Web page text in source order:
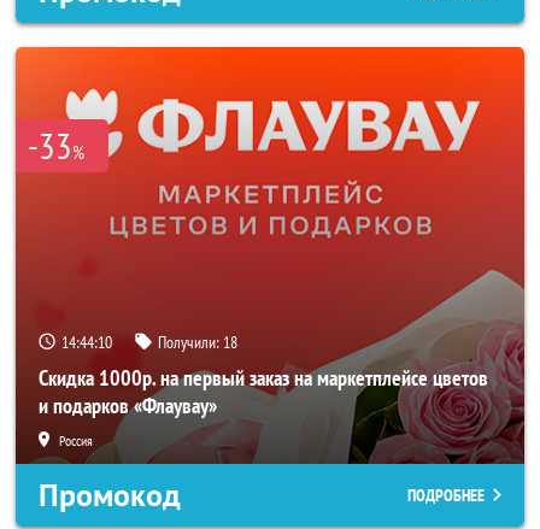
-33%
14:44:08 Получили: 18
Скидка 1000р. на первый заказ на маркетплейсе цветов
и подарков «Флаувау»
Россия
Промокод ПОДРОБНЕЕ